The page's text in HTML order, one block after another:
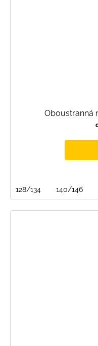
Oboustranná
128/134 140/146